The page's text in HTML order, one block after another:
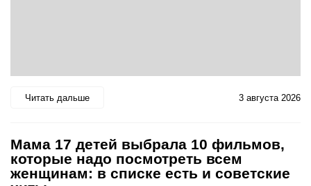
Читать дальше 3 августа 2026
Мама 17 детей выбрала 10 фильмов,
которые надо посмотреть всем
женщинам: в списке есть и советские